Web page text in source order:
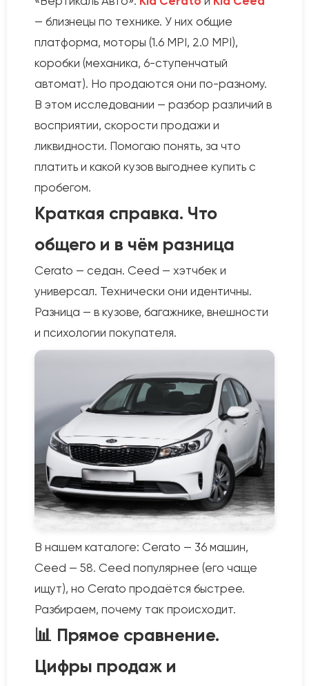
— близнецы по технике. У них общие
платформа, моторы (1.6 MPI, 2.0 MPI),
коробки (механика, 6-ступенчатый
автомат). Но продаются они по-разному.
В этом исследовании — разбор различий в
восприятии, скорости продажи и
ликвидности. Помогаю понять, за что
платить и какой кузов выгоднее купить с
пробегом.
Краткая справка. Что
общего и в чём разница
Cerato — седан. Ceed — хэтчбек и
универсал. Технически они идентичны.
Разница — в кузове, багажнике, внешности
и психологии покупателя.
В нашем каталоге: Cerato — 36 машин,
Ceed — 58. Ceed популярнее (его чаще
ищут), но Cerato продаётся быстрее.
Разбираем, почему так происходит.
📊 Прямое сравнение.
Цифры продаж и